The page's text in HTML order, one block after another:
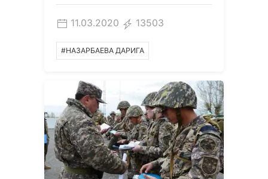
11.03.2020 13503
#НАЗАРБАЕВА ДАРИГА